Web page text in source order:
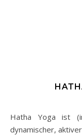
Hatha Yoga ist (im Unterschied zum Yin Yoga) ein
dynamischer,